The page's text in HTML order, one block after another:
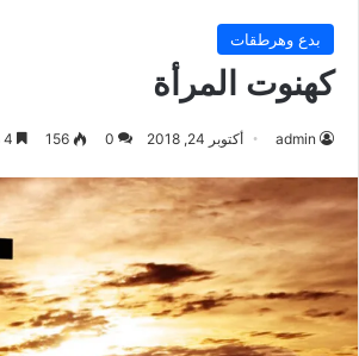
بدع وهرطقات
كهنوت المرأة
admin أكتوبر 24, 2018 0
156